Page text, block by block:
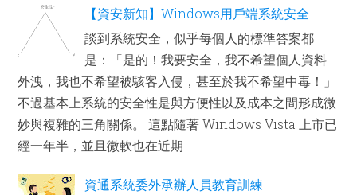
【資安新知】Windows用戶端系統安全
談到系統安全，似乎每個人的標準答案都
是：「是的！我要安全，我不希望個人資料
外洩，我也不希望被駭客入侵，甚至於我不希望中毒！」
不過基本上系統的安全性是與方便性以及成本之間形成微
妙與複雜的三角關係。 這點隨著 Windows Vista 上市已
經一年半，並且微軟也在近期...
資通系統委外承辦人員教育訓練